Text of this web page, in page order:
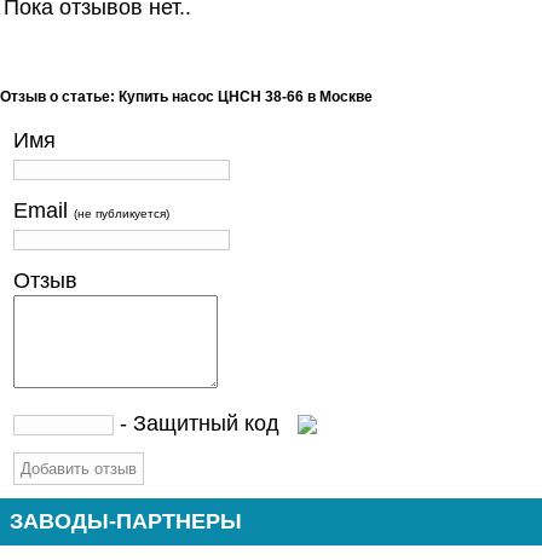
Пока отзывов нет..
Отзыв о статье: Купить насос ЦНСН 38-66 в Москве
Имя
Email (не публикуется)
Отзыв
- Защитный код
ЗАВОДЫ-ПАРТНЕРЫ